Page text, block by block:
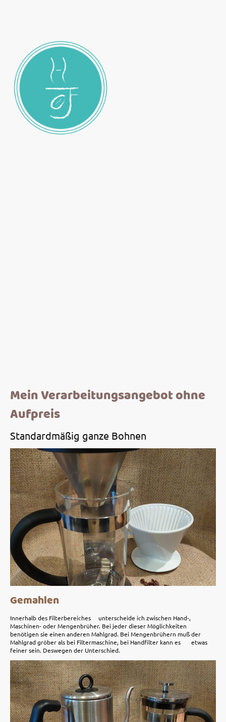
Mein Verarbeitungsangebot ohne
Aufpreis
Standardmäßig ganze Bohnen
Gemahlen
Innerhalb des Filterbereiches unterscheide ich zwischen Hand-,
Maschinen- oder Mengenbrüher. Bei jeder dieser Möglichkeiten
benötigen sie einen anderen Mahlgrad. Bei Mengenbrühern muß der
Mahlgrad gröber als bei Filtermaschine, bei Handfilter kann es etwas
feiner sein. Deswegen der Unterschied.